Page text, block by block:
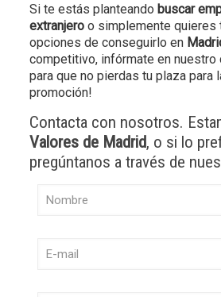
Si te estás planteando buscar
extranjeroo simplemente quieres
opciones de conseguirlo en
competitivo, infórmate en nuestro
para que no pierdas tu plaza para
promoción!
Contacta con nosotros.
Valores de Madrid, o si lo
pregúntanos a través de